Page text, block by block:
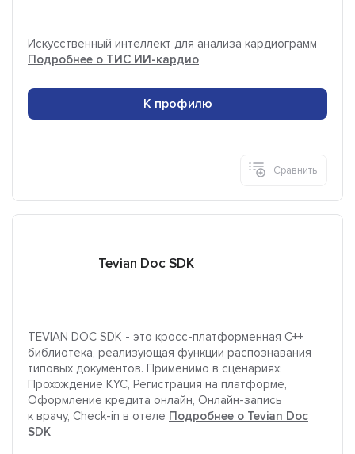
Искусственный интеллект для анализа кардиограмм
Подробнее о ТИС ИИ-кардио
К профилю
Сравнить
Tevian Doc SDK
TEVIAN DOC SDK - это кросс-платформенная С++
библиотека, реализующая функции распознавания
типовых документов. Применимо в сценариях:
Прохождение KYC, Регистрация на платформе,
Оформление кредита онлайн, Онлайн-запись
к врачу, Check-in в отеле Подробнее о Tevian Doc
SDK